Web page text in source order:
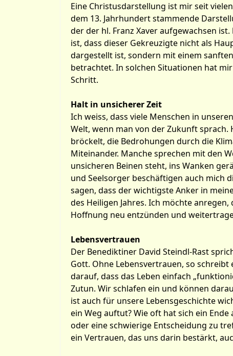
Eine Christusdarstellung ist mir seit
dem 13. Jahrhundert stammende
der der hl. Franz Xaver aufgewachsen
ist, dass dieser Gekreuzigte nicht als
dargestellt ist, sondern mit einem
betrachtet. In solchen Situationen hat
Schritt.
Halt in unsicherer Zeit
Ich weiss, dass viele Menschen in
Welt, wenn man von der Zukunft
bröckelt, die Bedrohungen durch die
Miteinander. Manche sprechen mit den
unsicheren Beinen steht, ins Wanken
und Seelsorger beschäftigen auch mich
sagen, dass der wichtigste Anker in
des Heiligen Jahres. Ich möchte
Hoffnung neu entzünden und
Lebensvertrauen
Der Benediktiner David Steindl-Rast
Gott. Ohne Lebensvertrauen, so
darauf, dass das Leben einfach
Zutun. Wir schlafen ein und können
ist auch für unsere Lebensgeschichte
ein Weg auftut? Wie oft hat sich ein
oder eine schwierige Entscheidung zu
ein Vertrauen, das uns darin bestärkt,